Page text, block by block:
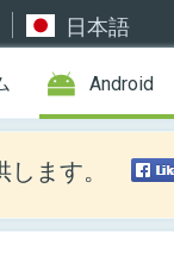
日本語
Android
します。